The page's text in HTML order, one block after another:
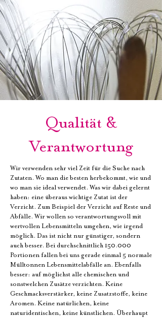
Qualität &
Verantwortung
Wir verwenden sehr viel Zeit für die Suche nach
Zutaten. Wo man die besten herbekommt, wie und
wo man sie ideal verwendet. Was wir dabei gelernt
haben: eine überaus wichtige Zutat ist der
Verzicht. Zum Beispiel der Verzicht auf Reste und
Abfälle. Wir wollen so verantwortungsvoll mit
wertvollen Lebensmitteln umgehen, wie irgend
möglich. Das ist nicht nur günstiger, sondern
auch besser. Bei durchschnittlich 150.000
Portionen fallen bei uns gerade einmal 5 normale
Mülltonnen Lebensmittelabfälle an. Ebenfalls
besser: auf möglichst alle chemischen und
sonstwelchen Zusätze verzichten. Keine
Geschmacksverstärker, keine Zusatzstoffe, keine
Aromen. Keine natürlichen, keine
naturidentischen, keine künstlichen. Überhaupt